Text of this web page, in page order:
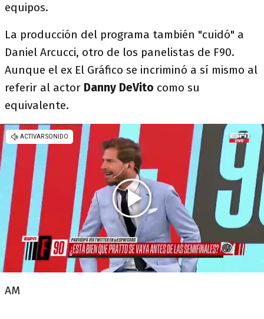
equipos.
La producción del programa también "cuidó" a
Daniel Arcucci, otro de los panelistas de F90.
Aunque el ex El Gráfico se incriminó a sí mismo al
referir al actor Danny DeVito como su
equivalente.
AM